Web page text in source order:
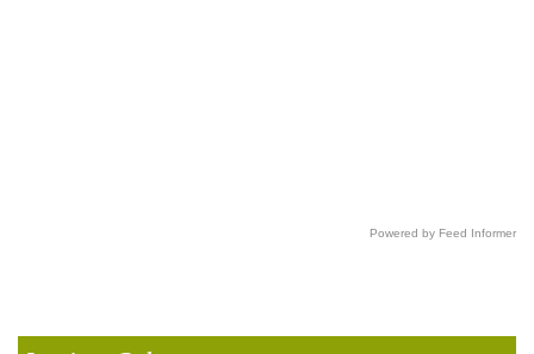
Powered by Feed Informer